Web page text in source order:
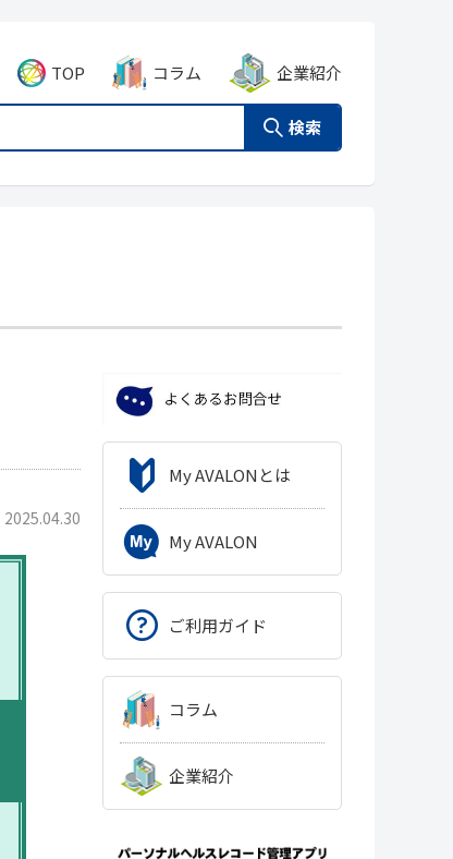
TOP コラム 企業紹介
検索
2025.04.30
My AVALONとは
My AVALON
ご利用ガイド
コラム
企業紹介